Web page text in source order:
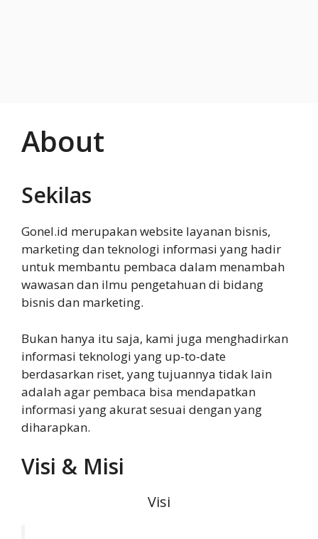
About
Sekilas
Gonel.id merupakan website layanan bisnis,
marketing dan teknologi informasi yang hadir
untuk membantu pembaca dalam menambah
wawasan dan ilmu pengetahuan di bidang
bisnis dan marketing.
Bukan hanya itu saja, kami juga menghadirkan
informasi teknologi yang up-to-date
berdasarkan riset, yang tujuannya tidak lain
adalah agar pembaca bisa mendapatkan
informasi yang akurat sesuai dengan yang
diharapkan.
Visi & Misi
Visi